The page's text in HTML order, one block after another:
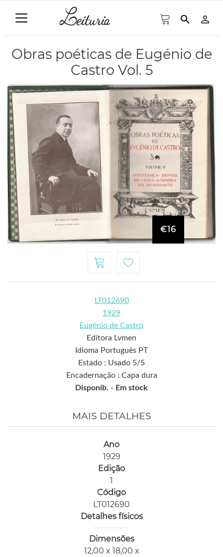
search person_outline
Obras poéticas de Eugénio de
Castro Vol. 5
€16
LT012690
1929
Eugénio de Castro
Editora Lvmen
Idioma Português PT
Estado : Usado 5/5
Encadernação : Capa dura
Disponib. - Em stock
MAIS DETALHES
Ano
1929
Edição
1
Código
LT012690
Detalhes físicos
Dimensões
12,00 x 18,00 x